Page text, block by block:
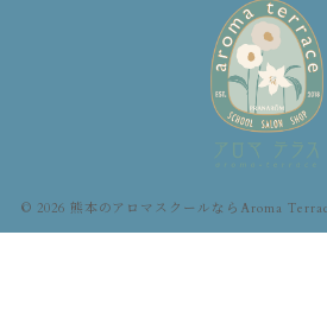
© 2026 熊本のアロマスクールならAroma